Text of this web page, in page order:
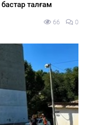
67 0